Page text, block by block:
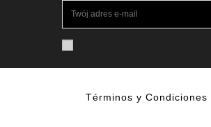
Términos y Condiciones